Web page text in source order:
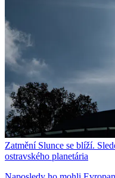
Zatmění Slunce se blíží.
ostravského planetária